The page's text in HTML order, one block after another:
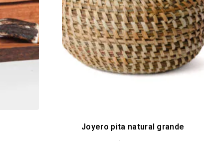
Joyero pita natural grande